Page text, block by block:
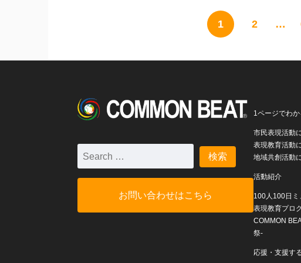
1 2 …
お問い合わせはこちら
1ページでわ
市民表現活動
表現教育活動
地域共創活動
活動紹介
100人100日
表現教育プロ
COMMON
祭-
応援・支援す